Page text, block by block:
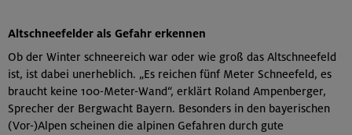
Altschneefelder als Gefahr erkennen
Ob der Winter schneereich war oder wie groß das Altschneefeld
ist, ist dabei unerheblich. „Es reichen fünf Meter Schneefeld, es
braucht keine 100-Meter-Wand“, erklärt Roland Ampenberger,
Sprecher der Bergwacht Bayern. Besonders in den bayerischen
(Vor-)Alpen scheinen die alpinen Gefahren durch gute